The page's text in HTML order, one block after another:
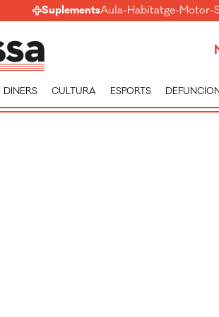
SuplementsAula-Habitatge-Motor-
DINERS CULTURA ESPORTS